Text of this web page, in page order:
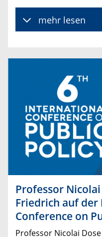
mehr lesen
Professor
Friedrich auf
Conference on
Professor Nicolai